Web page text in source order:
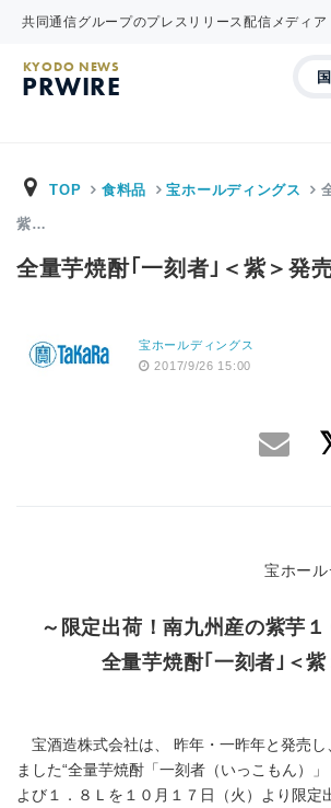
共同通信グループのプレスリリース配信メディア
KYODO NEWS
PRWIRE
TOP 食料品 宝ホールディングス
紫…
全量芋焼酎｢一刻者｣＜紫＞発
宝ホールディングス
2017/9/26 15:00
宝ホー
～限定出荷！南九州産の紫芋１
全量芋焼酎｢一刻者｣＜
宝酒造株式会社は、 昨年・一昨年と発売し
ました“全量芋焼酎「一刻者（いっこもん）
よび１．８Ｌを１０月１７日（火）より限定